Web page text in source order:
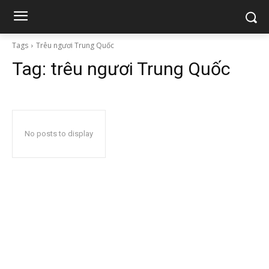
Tags Trêu ngươi Trung Quốc
Tag: trêu ngươi Trung Quốc
No posts to display